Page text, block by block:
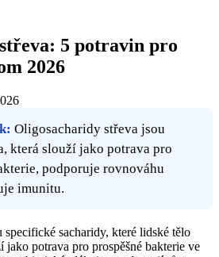
5 potravin pro
2026
Oligosacharidy střeva jsou
která slouží jako potrava pro
podporuje rovnováhu
imunitu.
sacharidy, které lidské tělo
jako potrava pro prospěšné bakterie ve